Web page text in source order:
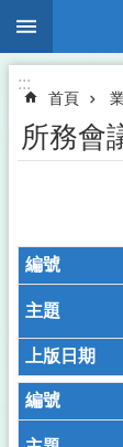
跳到主要內容
:::
首頁
所務會